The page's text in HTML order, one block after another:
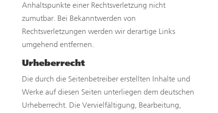
Anhaltspunkte einer Rechtsverletzung nicht
zumutbar. Bei Bekanntwerden von
Rechtsverletzungen werden wir derartige Links
umgehend entfernen.
Urheberrecht
Die durch die Seitenbetreiber erstellten Inhalte und
Werke auf diesen Seiten unterliegen dem deutschen
Urheberrecht. Die Vervielfältigung, Bearbeitung,